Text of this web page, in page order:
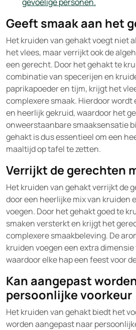
Geeft smaak aan het
Het kruiden van gehakt voegt niet
het vlees, maar verrijkt ook de
een gerecht. Door het gehakt te
combinatie van specerijen en
paprikapoeder en tijm, krijgt het
complexere smaak. Hierdoor wordt
en heerlijk gekruid, waardoor het
onweerstaanbare smaaksensatie
gehakt is dus essentieel om een
maaltijd op tafel te zetten.
Verrijkt de gerechten
Het kruiden van gehakt verrijkt de
door een heerlijke mix van kruiden
voegen. Door het gehakt goed te
smaken versterkt en krijgt het
complexere smaakbeleving. De
kruiden voegen een extra
waardoor elke hap een feest voor
Kan aangepast
persoonlijke voorkeur
Het kruiden van gehakt biedt het
worden aangepast naar